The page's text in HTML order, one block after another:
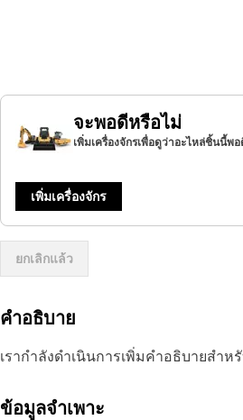
จะพอดีหรือไม่
เพิ่มเครื่องจักรเพื่อดูว่าอะไหล่ชิ้นนี้พ
เพิ่มเครื่องจักร
ยกเลิกแล้ว
คำอธิบาย
เรากำลังดำเนินการเพิ่มคำอธิบายสำ
ข้อมูลจำเพาะ